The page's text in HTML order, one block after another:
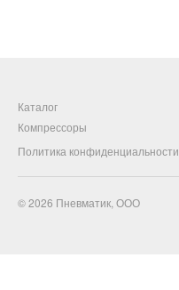
Каталог
Компрессоры
Политика конфиденциальности
© 2026 Пневматик, ООО